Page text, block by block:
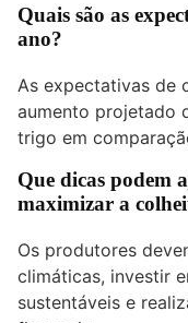
Quais são as
ano?
As expectativas de
aumento projetado
trigo em
Que dicas podem
maximizar a
Os produtores
climáticas, investir
sustentáveis e